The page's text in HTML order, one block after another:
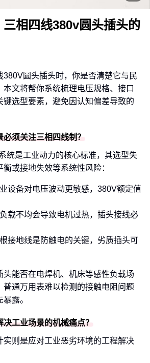
相四线380v圆头插头的
380V圆头插头时，你是否清楚它与民
本文将帮你系统梳理电压规格、接口
键选型要素，避免因认知偏差导致的
须关注三相四线制？
统是工业动力的核心标准，其选型失
或接地失效等系统性风险：
设备对电压波动更敏感，380V额定值
载不均会导致电机过热，插头接线必
接地线是防触电的关键，劣质插头可
头能否在电焊机、机床等感性负载场
普通万用表难以检测的接触电阻问题
露。
工业场景的机械痛点？
实则是应对工业恶劣环境的工程解决